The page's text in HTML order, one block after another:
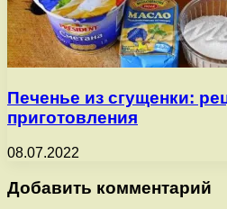
Печенье из сгущенки:
приготовления
08.07.2022
Добавить комментарий